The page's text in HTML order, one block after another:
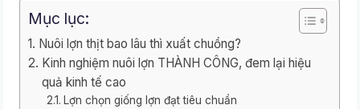
Mục lục:
Nuôi lợn thịt bao lâu thì xuất chuồng?
Kinh nghiệm nuôi lợn THÀNH CÔNG, đem lại hiệu
quả kinh tế cao
Lợn chọn giống lợn đạt tiêu chuẩn